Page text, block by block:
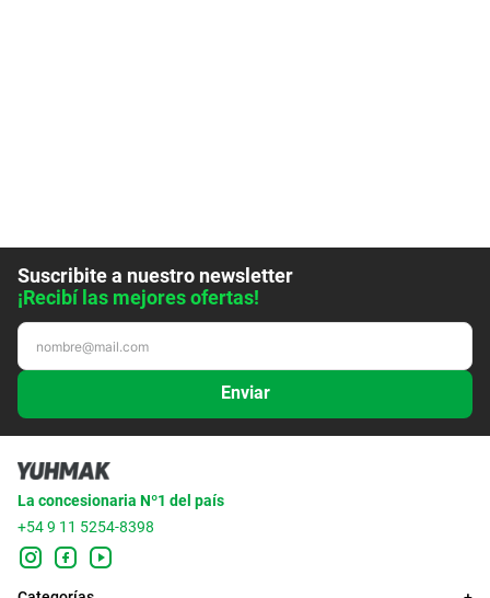
Suscribite a nuestro newsletter
¡Recibí las mejores ofertas!
Enviar
La concesionaria Nº1 del país
+54 9 11 5254-8398